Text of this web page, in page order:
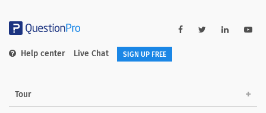
Help center Live Chat SIGN UP FREE
Tour